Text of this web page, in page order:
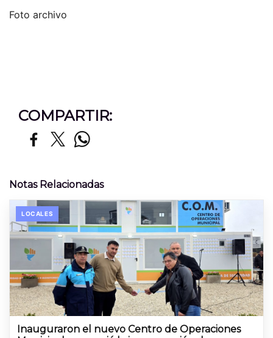
Foto archivo
COMPARTIR:
Notas Relacionadas
LOCALES
Inauguraron el nuevo Centro de Operaciones